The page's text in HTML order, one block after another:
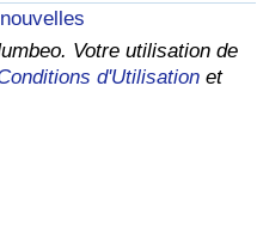
Votre utilisation de
d'Utilisation et